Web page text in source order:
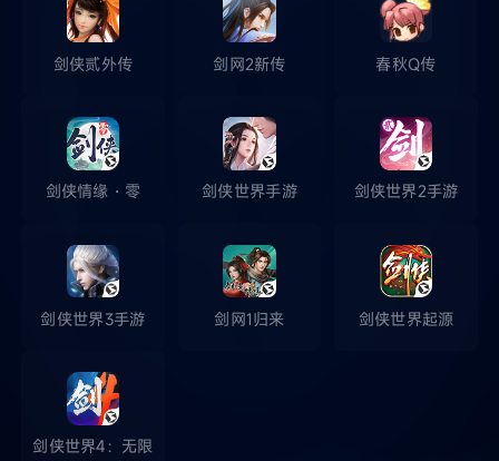
剑侠贰外传 剑网2新传 春秋Q传
剑侠情缘・零 剑侠世界手游 剑侠世界2手游
剑侠世界3手游 剑网1归来 剑侠世界起源
剑侠世界4：无限